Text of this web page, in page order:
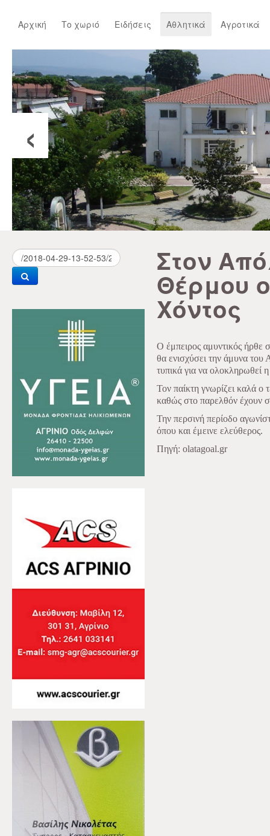
Αρχική Το χωριό Ειδήσεις Αθλητικά Αγροτικά
‹
Στον
Θέρμου
Χόντος
Ο έμπειρος αμυντικός ήρθε
θα ενισχύσει την άμυνα
τυπικά για να ολοκληρωθεί
Τον παίκτη γνωρίζει καλά ο
καθώς στο παρελθόν έχουν
Την περσινή περίοδο
όπου και έμεινε ελεύθερος.
Πηγή: olatagoal.gr